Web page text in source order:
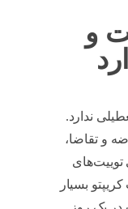
و
تعطیلی ندارد.
و تقاضا،
توییت‌های
بسیار